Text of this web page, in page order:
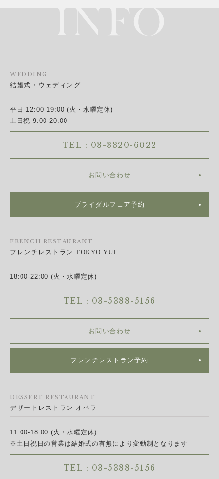
WEDDING
結婚式・ウェディング
平日 12:00-19:00 (火・水曜定休)
土日祝 9:00-20:00
TEL : 03-3320-6022
お問い合わせ
ブライダルフェア予約
FRENCH RESTAURANT
フレンチレストラン TOKYO YUI
18:00-22:00 (火・水曜定休)
TEL : 03-5388-5156
お問い合わせ
フレンチレストラン予約
DESSERT RESTAURANT
デザートレストラン オペラ
11:00-18:00 (火・水曜定休)
※土日祝日の営業は結婚式の有無により変動制となります
TEL : 03-5388-5156